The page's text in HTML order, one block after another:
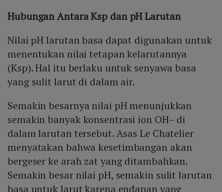
Hubungan Antara Ksp dan pH Larutan
Nilai pH larutan basa dapat digunakan untuk
menentukan nilai tetapan kelarutannya
(Ksp). Hal itu berlaku untuk senyawa basa
yang sulit larut di dalam air.
Semakin besarnya nilai pH menunjukkan
semakin banyak konsentrasi ion OH– di
dalam larutan tersebut. Asas Le Chatelier
menyatakan bahwa kesetimbangan akan
bergeser ke arah zat yang ditambahkan.
Semakin besar nilai pH, semakin sulit larutan
basa untuk larut karena endapan yang